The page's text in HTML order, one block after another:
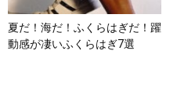
夏だ！海だ！ふくらはぎだ！躍
動感が凄いふくらはぎ7選